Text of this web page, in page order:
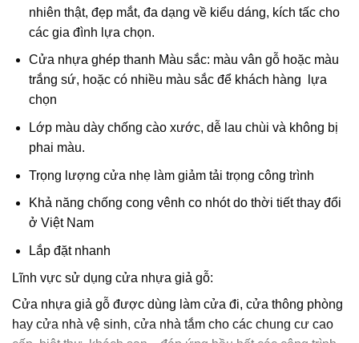
nhiên thật, đẹp mắt, đa dạng về kiểu dáng, kích tấc cho
các gia đình lựa chọn.
Cửa nhựa ghép thanh Màu sắc: màu vân gỗ hoặc màu
trắng sứ, hoặc có nhiều màu sắc để khách hàng lựa
chọn
Lớp màu dày chống cào xước, dễ lau chùi và không bị
phai màu.
Trọng lượng cửa nhẹ làm giảm tải trọng công trình
Khả năng chống cong vênh co nhót do thời tiết thay đổi
ở Việt Nam
Lắp đặt nhanh
Lĩnh vực sử dụng cửa nhựa giả gỗ:
Cửa nhựa giả gỗ được dùng làm cửa đi, cửa thông phòng
hay cửa nhà vệ sinh, cửa nhà tắm cho các chung cư cao